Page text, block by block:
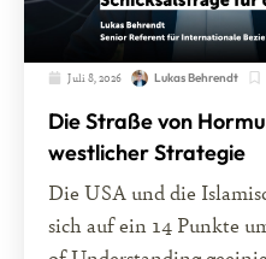
Juli 8, 2026 Lukas Behrendt
Die Straße von
westlicher Strategie
Die USA und die
sich auf ein 14 Punkte